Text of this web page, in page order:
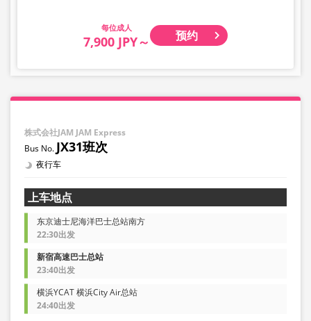
成人
7,900 JPY～ 预约
株式会社JAM JAM Express
JX31班次
夜行车
上车地点
东京迪士尼海洋巴士总站南方
22:30出发
新宿高速巴士总站
23:40出发
横浜YCAT 横浜City Air总站
24:40出发